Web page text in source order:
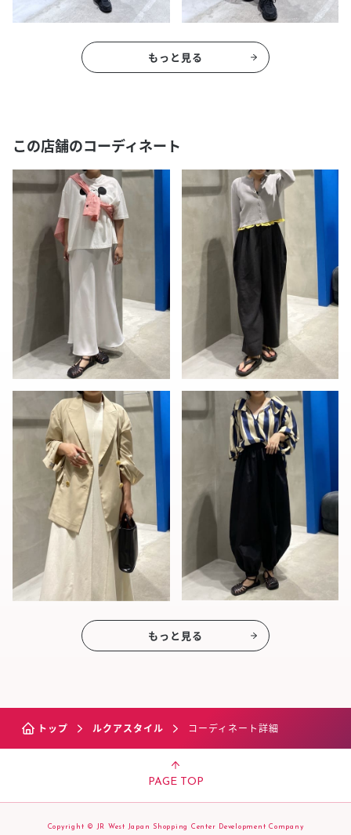
もっと見る
この店舗のコーディネート
もっと見る
トップ ルクアスタイル コーディネート詳細
PAGE TOP
Copyright © JR West Japan Shopping Center Development Company